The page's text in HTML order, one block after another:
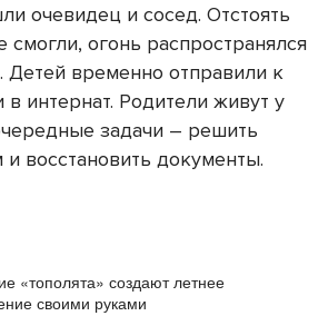
очевидец и сосед. Отстоять
огонь распространялся
временно отправили к
интернат. Родители живут у
задачи – решить
восстановить документы.
«тополята» создают летнее
своими руками